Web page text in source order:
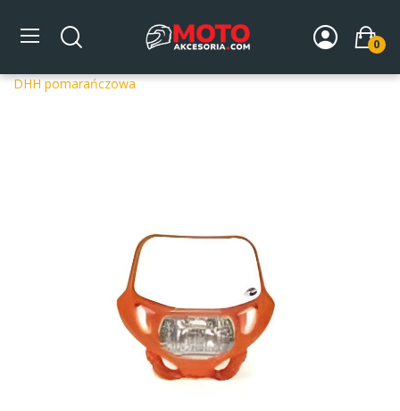
0
Strona główna DLA MOTOCYKLA
Układ elektryczny
DHH pomarańczowa